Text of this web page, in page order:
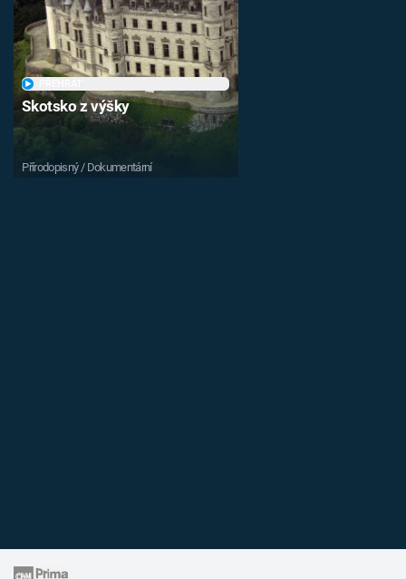
Skotsko z výšky
Přírodopisný / Dokumentární